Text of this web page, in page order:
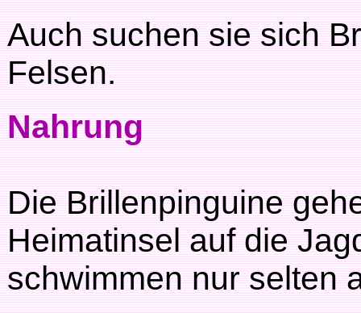
Auch suchen sie sich
Felsen.
Nahrung
Die Brillenpinguine
Heimatinsel auf die
schwimmen nur selten